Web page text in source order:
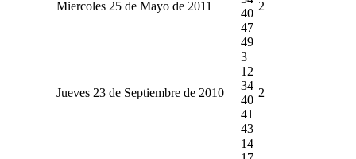
Miercoles 25 de Mayo de 2011
40
47
49
2
Jueves 23 de Septiembre de 2010
3
12
34
40
41
43
2
14